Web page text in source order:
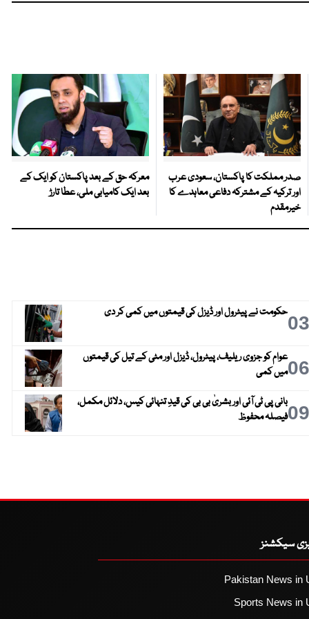
صدر مملکت کا پاکستان، سعودی عرب
اور ترکیہ کے مشترکہ دفاعی معاہدے کا
خیرمقدم
معرکہ حق کے بعد پاکستان کو ایک کے
بعد ایک کامیابی ملی، عطا تارڑ
03حکومت نے پیٹرول اور ڈیزل کی قیمتوں میں کمی کر دی
06عوام کو جزوی ریلیف، پیٹرول، ڈیزل اور مٹی کے تیل کی قیمتوں
میں کمی
09بانی پی ٹی آئی اور بشریٰ بی بی کی قیدِ تنہائی کیس، دلائل مکمل،
فیصلہ محفوظ
سیکشنز
Pakistan News in
Sports News in